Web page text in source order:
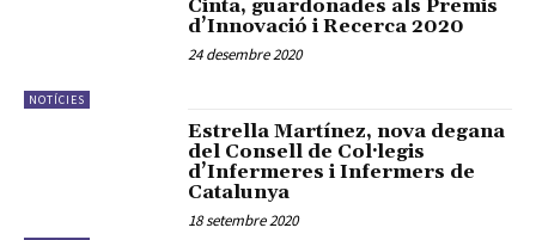
NOTÍCIES
Cinta, guardonades als Premis
d’Innovació i Recerca 2020
24 desembre 2020
Estrella Martínez, nova degana
del Consell de Col·legis
d’Infermeres i Infermers de
Catalunya
18 setembre 2020